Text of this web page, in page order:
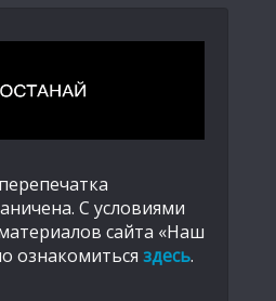
С условиями
сайта «Наш
ознакомиться здесь.